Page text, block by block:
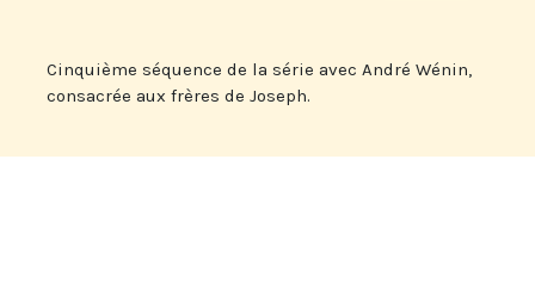
Cinquième séquence de la série avec André Wénin,
consacrée aux frères de Joseph.